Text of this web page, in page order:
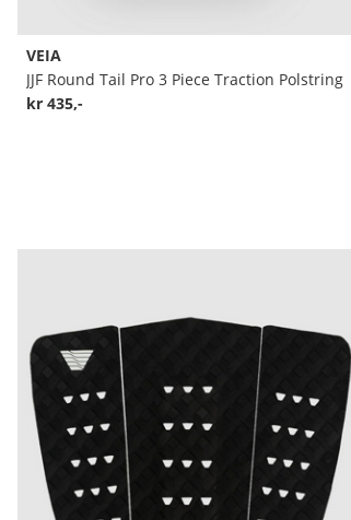
VEIA
JJF Round Tail Pro 3 Piece Traction Polstring
kr 435,-